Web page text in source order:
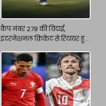
कैप नंबर 278 की विदाई,
इंटरनेशनल क्रिकेट से रिटायर हुए